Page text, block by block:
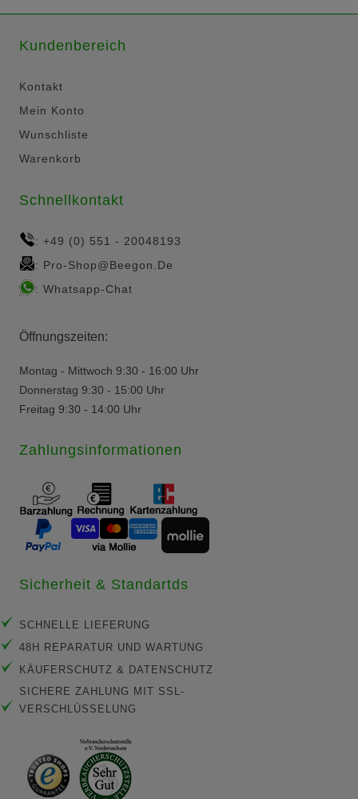
Kundenbereich
Kontakt
Mein Konto
Wunschliste
Warenkorb
Schnellkontakt
: +49 (0) 551 - 20048193
: Pro-Shop@beegon.de
: Whatsapp-Chat
Öffnungszeiten:
Montag - Mittwoch 9:30 - 16:00 Uhr
Donnerstag 9:30 - 15:00 Uhr
Freitag 9:30 - 14:00 Uhr
Zahlungsinformationen
Sicherheit & Standartds
SCHNELLE LIEFERUNG
48H REPARATUR UND WARTUNG
KÄUFERSCHUTZ & DATENSCHUTZ
SICHERE ZAHLUNG MIT SSL-
VERSCHLÜSSELUNG